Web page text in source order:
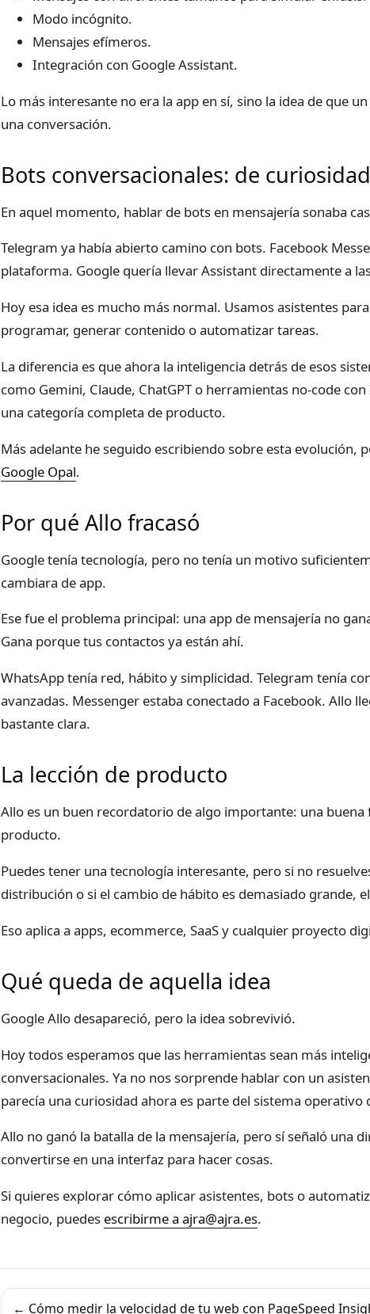
Modo incógnito.
Mensajes efímeros.
Integración con Google Assistant.
Lo más interesante no era la app en sí, sino la idea de que
una conversación.
Bots conversacionales: de
En aquel momento, hablar de bots en mensajería sonaba
Telegram ya había abierto camino con bots. Facebook
plataforma. Google quería llevar Assistant directamente a
Hoy esa idea es mucho más normal. Usamos asistentes
programar, generar contenido o automatizar tareas.
La diferencia es que ahora la inteligencia detrás de esos
como Gemini, Claude, ChatGPT o herramientas no-code
una categoría completa de producto.
Más adelante he seguido escribiendo sobre esta evolución,
Google Opal.
Por qué Allo fracasó
Google tenía tecnología, pero no tenía un motivo
cambiara de app.
Ese fue el problema principal: una app de mensajería no
Gana porque tus contactos ya están ahí.
WhatsApp tenía red, hábito y simplicidad. Telegram tenía
avanzadas. Messenger estaba conectado a Facebook. Allo
bastante clara.
La lección de producto
Allo es un buen recordatorio de algo importante: una
producto.
Puedes tener una tecnología interesante, pero si no
distribución o si el cambio de hábito es demasiado grande,
Eso aplica a apps, ecommerce, SaaS y cualquier proyecto
Qué queda de aquella idea
Google Allo desapareció, pero la idea sobrevivió.
Hoy todos esperamos que las herramientas sean más
conversacionales. Ya no nos sorprende hablar con un
parecía una curiosidad ahora es parte del sistema
Allo no ganó la batalla de la mensajería, pero sí señaló una
convertirse en una interfaz para hacer cosas.
Si quieres explorar cómo aplicar asistentes, bots o
negocio, puedes escribirme a ajra@ajra.es.
← Cómo medir la velocidad de tu web con PageSpeed